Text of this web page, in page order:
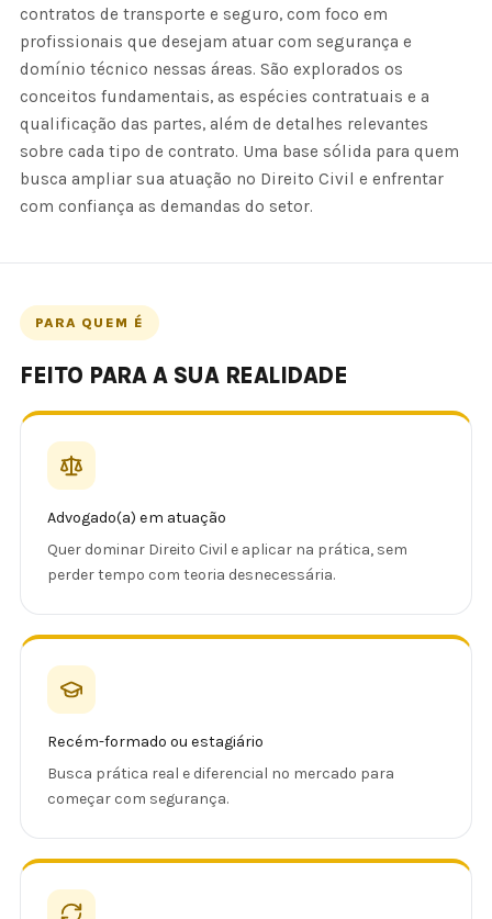
contratos de transporte e seguro, com foco em
profissionais que desejam atuar com segurança e
domínio técnico nessas áreas. São explorados os
conceitos fundamentais, as espécies contratuais e a
qualificação das partes, além de detalhes relevantes
sobre cada tipo de contrato. Uma base sólida para quem
busca ampliar sua atuação no Direito Civil e enfrentar
com confiança as demandas do setor.
PARA QUEM É
FEITO PARA A SUA REALIDADE
Advogado(a) em atuação
Quer dominar Direito Civil e aplicar na prática, sem
perder tempo com teoria desnecessária.
Recém-formado ou estagiário
Busca prática real e diferencial no mercado para
começar com segurança.